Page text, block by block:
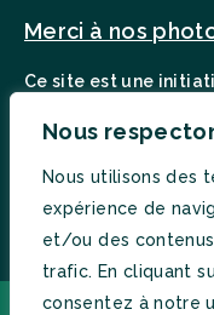
Nous
Nous utilisons des
expérience de
et/ou des
trafic. En cliquant
consentez à notre
Merci à nos
Ce site est une
Visiter notre site Web